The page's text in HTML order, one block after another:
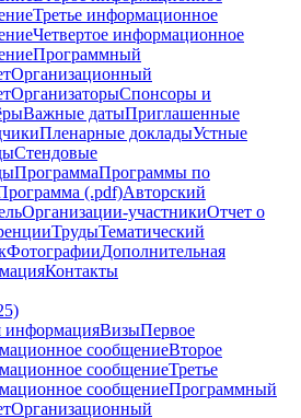
Третье информационное
Четвертое информационное
Программный
Организационный
ОрганизаторыСпонсоры и
Важные датыПриглашенные
Пленарные докладыУстные
Стендовые
ПрограммаПрограммы по
(.pdf)Авторский
Организации-участникиОтчет о
ТрудыТематический
ФотографииДополнительная
Контакты
ВизыПервое
сообщениеВторое
сообщениеТретье
сообщениеПрограммный
Организационный